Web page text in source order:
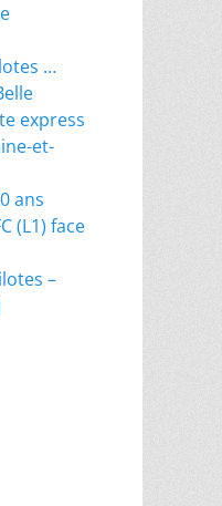
…
express
et-
ans
(L1) face
–